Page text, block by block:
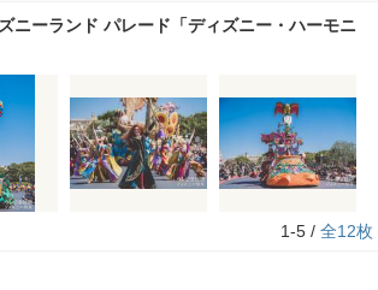
ニーランド パレード「ディズニー・ハーモニ
1-5 / 全12枚